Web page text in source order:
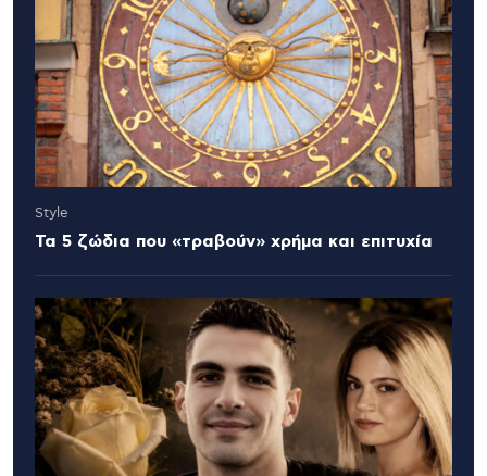
Style
Τα 5 ζώδια που «τραβούν» χρήμα και επιτυχία